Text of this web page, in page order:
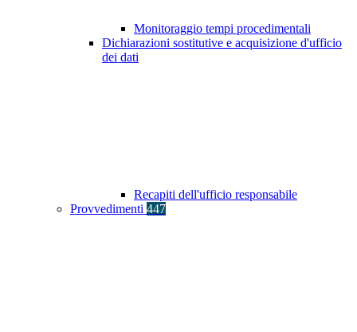
Monitoraggio tempi procedimentali
Dichiarazioni sostitutive e acquisizione d'ufficio
dei dati
Recapiti dell'ufficio responsabile
Provvedimenti 447